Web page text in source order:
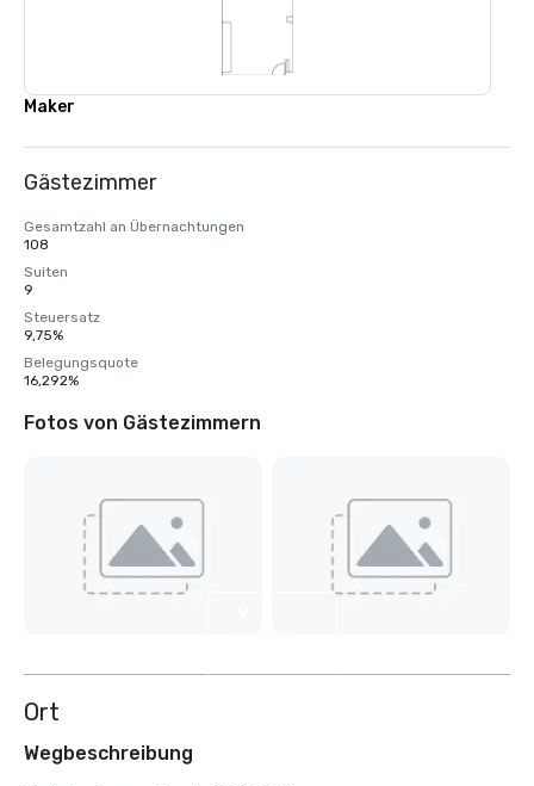
Maker
Gästezimmer
Gesamtzahl an Übernachtungen
108
Suiten
9
Steuersatz
9,75%
Belegungsquote
16,292%
Fotos von Gästezimmern
Ort
Wegbeschreibung